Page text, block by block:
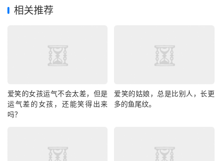
相关推荐
爱笑的女孩运气不会太差，但是
运气差的女孩，还能笑得出来
吗？
爱笑的姑娘，总是比别人，长更
多的鱼尾纹。